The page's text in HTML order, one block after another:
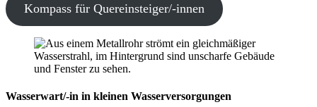
Kompass für Quereinsteiger/-innen
Wasserwart/-in in kleinen Wasserversorgungen